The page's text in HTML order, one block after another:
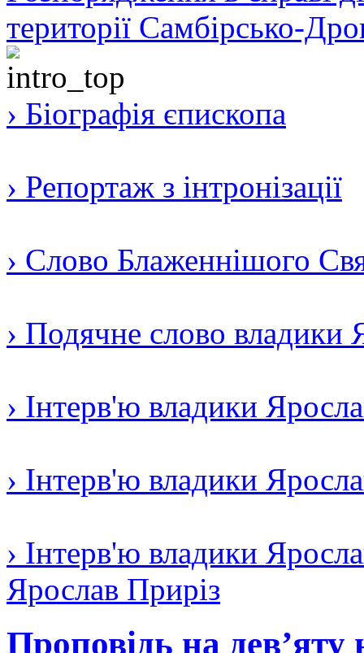
території Самбірсько-
› Біографія єпископа
› Репортаж з інтронізації
› Слово Блаженнішого
› Подячне слово владики
› Інтерв'ю владики
› Інтерв'ю владики
› Інтерв'ю владики
Ярослав Приріз
Проповідь на дев’яту